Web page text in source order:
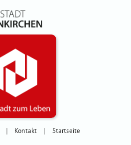
Kontakt Startseite